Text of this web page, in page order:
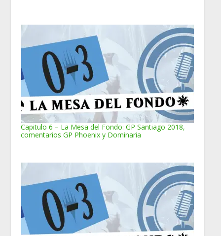
Capitulo 6 – La Mesa del Fondo: GP Santiago 2018,
comentarios GP Phoenix y Dominaria